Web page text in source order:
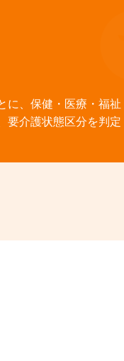
に、保健・医療・福祉
要介護状態区分を判定